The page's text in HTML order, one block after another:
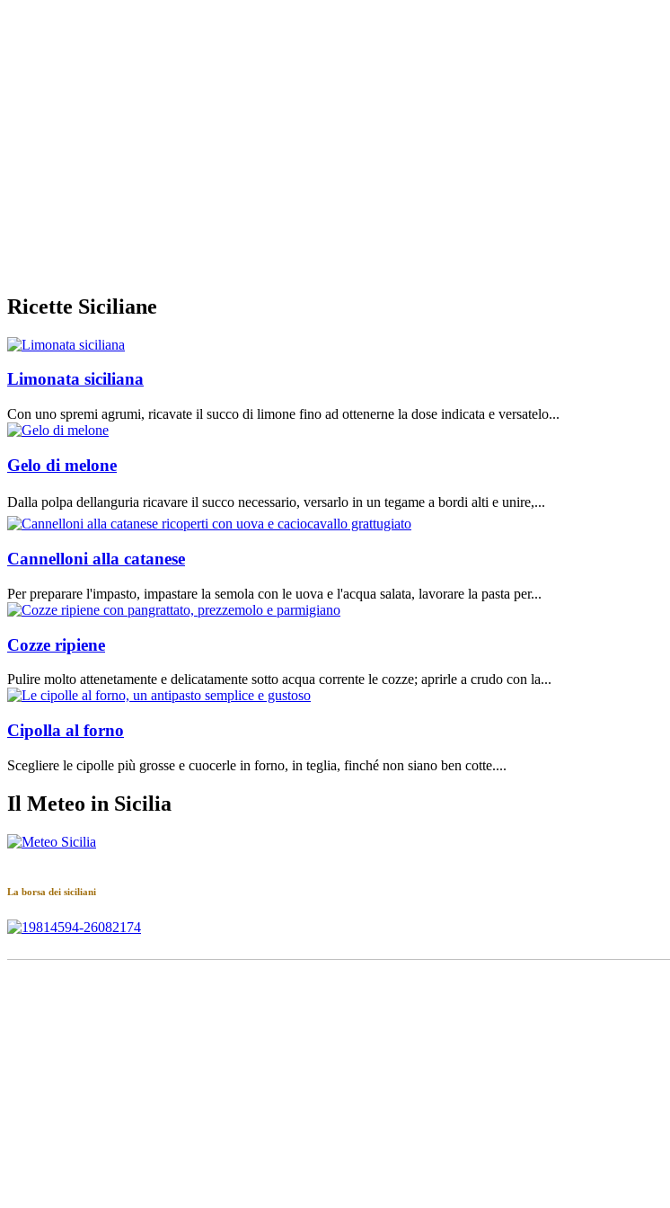
Ricette Siciliane
Limonata siciliana
Con uno spremi agrumi, ricavate il succo di limone fino ad ottenerne la dose indicata e versatelo...
Gelo di melone
Dalla polpa dellanguria ricavare il succo necessario, versarlo in un tegame a bordi alti e unire,...
Cannelloni alla catanese
Per preparare l'impasto, impastare la semola con le uova e l'acqua salata, lavorare la pasta per...
Cozze ripiene
Pulire molto attenetamente e delicatamente sotto acqua corrente le cozze; aprirle a crudo con la...
Cipolla al forno
Scegliere le cipolle più grosse e cuocerle in forno, in teglia, finché non siano ben cotte....
Il Meteo in Sicilia
La borsa dei siciliani